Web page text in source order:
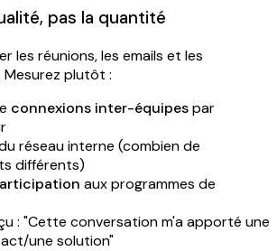
pas la quantité
les réunions, les emails et les
plutôt :
connexions inter-équipespar
réseau interne (combien de
différents)
aux programmes de
: "Cette conversation m'a apporté une
une solution"